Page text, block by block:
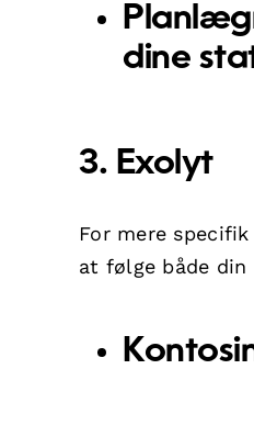
dine
3. Exolyt
For mere
at følge både